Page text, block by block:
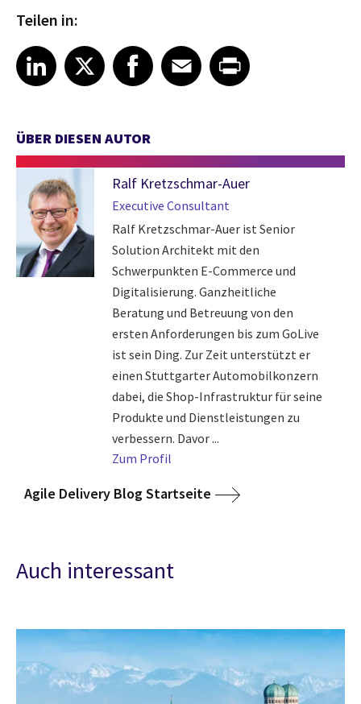
Teilen in:
Share article on LinkedIn
LinkedIn
Share article on XShare article on Facebook
Facebook
Share article on Email
EmailShare article on Print
ÜBER DIESEN AUTOR
Ralf Kretzschmar-Auer
Executive Consultant
Ralf Kretzschmar-Auer ist Senior
Solution Architekt mit den
Schwerpunkten E-Commerce und
Digitalisierung. Ganzheitliche
Beratung und Betreuung von den
ersten Anforderungen bis zum GoLive
ist sein Ding. Zur Zeit unterstützt er
einen Stuttgarter Automobilkonzern
dabei, die Shop-Infrastruktur für seine
Produkte und Dienstleistungen zu
verbessern. Davor ...
Zum Profil
Agile Delivery Blog Startseite
Auch interessant